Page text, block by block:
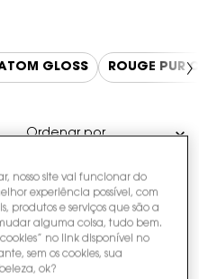
GLOSS ROUGE PUR
12 produtos
LANÇAMENTO
nosso site vai funcionar do
experiência possível, com
produtos e serviços que são a
alguma coisa, tudo bem.
no link disponível no
sem os cookies, sua
ok?